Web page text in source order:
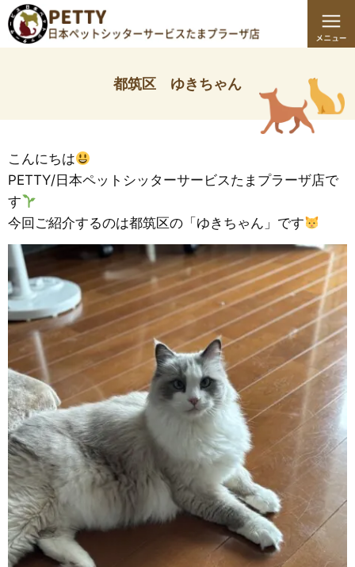
都筑区 ゆきちゃん
こんにちは
PETTY/日本ペットシッターサービスたまプラーザ店で
す
今回ご紹介するのは都筑区の「ゆきちゃん」です